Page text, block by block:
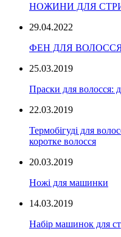
НОЖИНИ ДЛЯ
29.04.2022
ФЕН ДЛЯ ВОЛОССЯ
25.03.2019
Праски для волосся:
22.03.2019
Термобігуді для
коротке волосся
20.03.2019
Ножі для машинки
14.03.2019
Набір машинок для